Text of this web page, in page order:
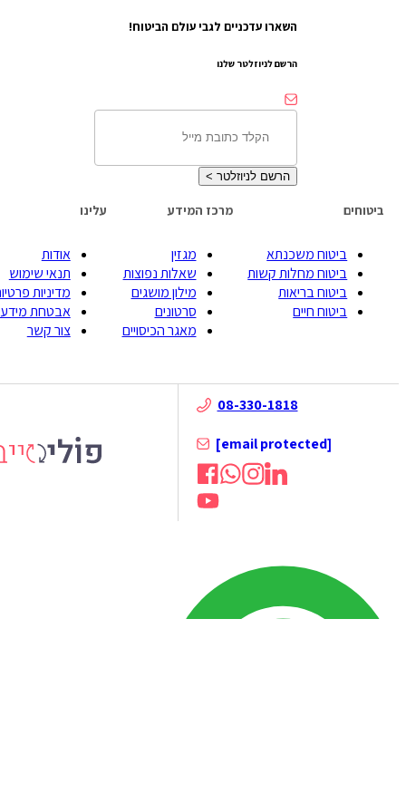
השארו עדכניים לגבי עולם הביטוח!
הרשם לניוזלטר שלנו
הרשם לניוזלטר >
ביטוחים
ביטוח משכנתא
ביטוח מחלות קשות
ביטוח בריאות
ביטוח חיים
מרכז המידע
מגזין
שאלות נפוצות
מילון מושגים
סרטונים
מאגר הכיסויים
עלינו
אודות
תנאי שימוש
מדיניות פרטיות
אבטחת מידע
צור קשר
08-330-1818
[email protected]